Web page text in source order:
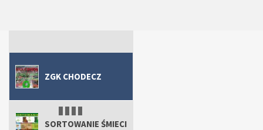
ZGK CHODECZ
SORTOWANIE ŚMIECI